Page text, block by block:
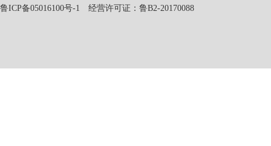
鲁ICP备05016100号-1 经营许可证：鲁B2-20170088